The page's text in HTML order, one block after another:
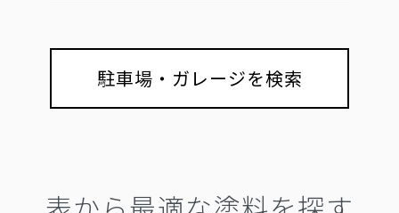
駐車場・ガレージを検索